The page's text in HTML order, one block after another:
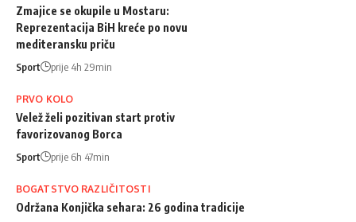
Zmajice se okupile u Mostaru:
Reprezentacija BiH kreće po novu
mediteransku priču
Sport prije 4h 29min
PRVO KOLO
Velež želi pozitivan start protiv
favorizovanog Borca
Sport prije 6h 47min
BOGATSTVO RAZLIČITOSTI
Održana Konjička sehara: 26 godina tradicije